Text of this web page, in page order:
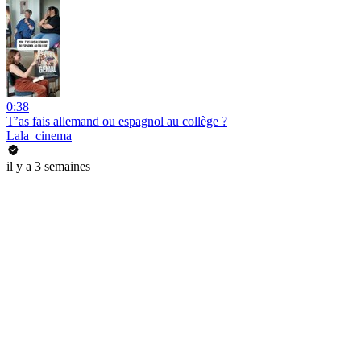
0:38
T’as fais allemand ou espagnol au collège ?
Lala_cinema
il y a 3 semaines